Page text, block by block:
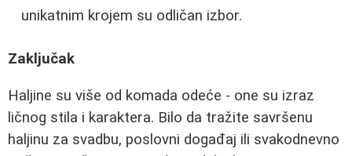
unikatnim krojem su odličan izbor.
Zaključak
Haljine su više od komada odeće - one su izraz
ličnog stila i karaktera. Bilo da tražite savršenu
haljinu za svadbu, poslovni događaj ili svakodnevno